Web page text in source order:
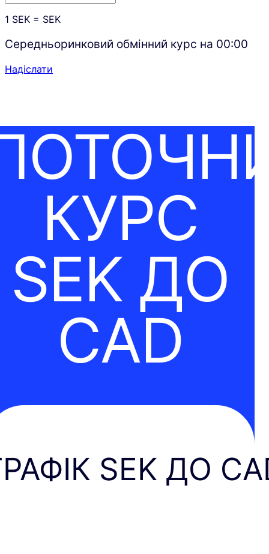
1 SEK = SEK
Середньоринковий обмінний курс на 00:00
Надіслати
КУРС
SEK ДО
CAD
SEK ДО